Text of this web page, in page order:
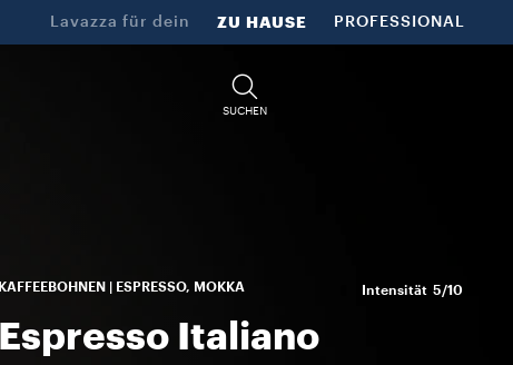
Lavazza für dein ZU HAUSE PROFESSIONAL
SUCHEN
KAFFEEBOHNEN | ESPRESSO, MOKKA Intensität 5/10
Espresso Italiano